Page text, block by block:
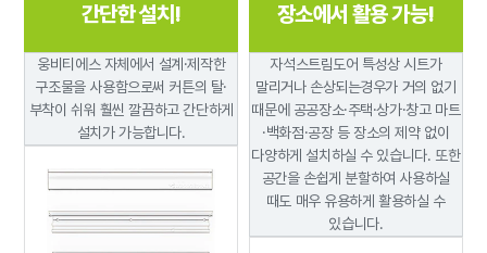
간단한 설치!
웅비티에스 자체에서 설계·제작한
구조물을 사용함으로써 커튼의 탈·
부착이 쉬워 훨씬 깔끔하고간단하게
설치가 가능합니다.
장소에서 활용 가능!
자석스트림도어 특성상 시트가
말리거나 손상되는경우가 거의 없기
때문에 공공장소·주택·상가·창고 마트
·백화점·공장 등 장소의 제약 없이
다양하게 설치하실 수 있습니다. 또한
공간을 손쉽게 분할하여 사용하실
때도 매우 유용하게 활용하실 수
있습니다.